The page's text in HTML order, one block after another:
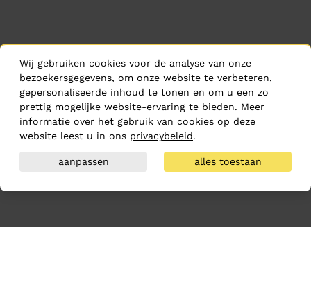
Wij gebruiken cookies voor de analyse van onze
bezoekersgegevens, om onze website te verbeteren,
gepersonaliseerde inhoud te tonen en om u een zo
prettig mogelijke website-ervaring te bieden. Meer
informatie over het gebruik van cookies op deze
website leest u in ons privacybeleid.
aanpassen alles toestaan